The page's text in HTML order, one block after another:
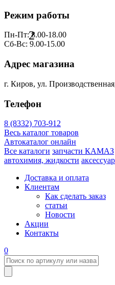
Режим работы
Пн-Пт: 8.00-18.00
Сб-Вс: 9.00-15.00
Адрес магазина
г. Киров, ул.
Телефон
8 (8332) 703-912
Весь каталог товаров
Автокаталог онлайн
Все каталоги запчасти КАМАЗ
автохимия, жидкости
Доставка и оплата
Клиентам
Как сделать заказ
статьи
Новости
Акции
Контакты
0
2